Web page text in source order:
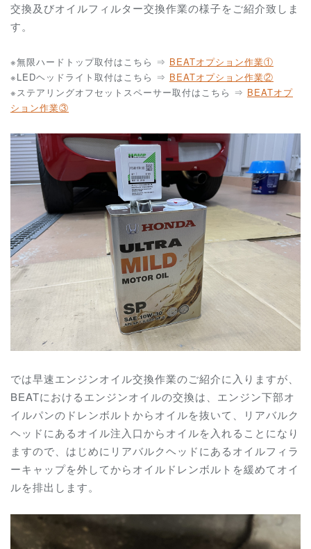
交換及びオイルフィルター交換作業の様子をご紹介致しま
す。
※無限ハードトップ取付はこちら ⇒ BEATオプション作業①
※LEDヘッドライト取付はこちら ⇒ BEATオプション作業②
※ステアリングオフセットスペーサー取付はこちら ⇒ BEATオプ
ション作業③
では早速エンジンオイル交換作業のご紹介に入りますが、
BEATにおけるエンジンオイルの交換は、エンジン下部オ
イルパンのドレンボルトからオイルを抜いて、リアバルク
ヘッドにあるオイル注入口からオイルを入れることになり
ますので、はじめにリアバルクヘッドにあるオイルフィラ
ーキャップを外してからオイルドレンボルトを緩めてオイ
ルを排出します。